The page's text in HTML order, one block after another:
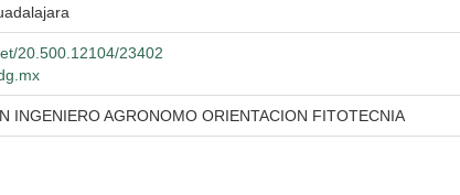
20.500.12104/23402
INGENIERO AGRONOMO ORIENTACION FITOTECNIA